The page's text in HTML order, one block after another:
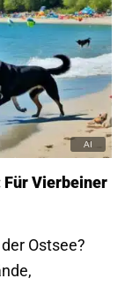
Für Vierbeiner
Ostsee?